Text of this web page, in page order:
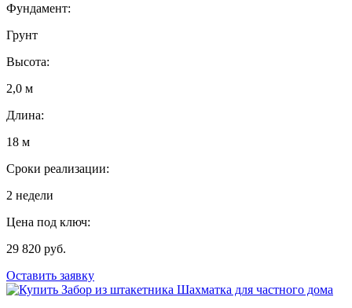
Фундамент:
Грунт
Высота:
2,0 м
Длина:
18 м
Сроки реализации:
2 недели
Цена под ключ:
29 820 руб.
Оставить заявку